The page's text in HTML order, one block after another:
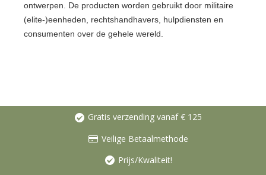
ontwerpen. De producten worden gebruikt door militaire
(elite-)eenheden, rechtshandhavers, hulpdiensten en
consumenten over de gehele wereld.
Gratis verzending vanaf € 125
Veilige Betaalmethode
Prijs/Kwaliteit!